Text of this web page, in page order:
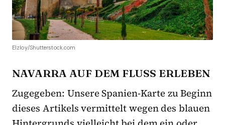
Elzloy/Shutterstock.com
NAVARRA AUF DEM FLUSS ERLEBEN
Zugegeben: Unsere Spanien-Karte zu Beginn
dieses Artikels vermittelt wegen des blauen